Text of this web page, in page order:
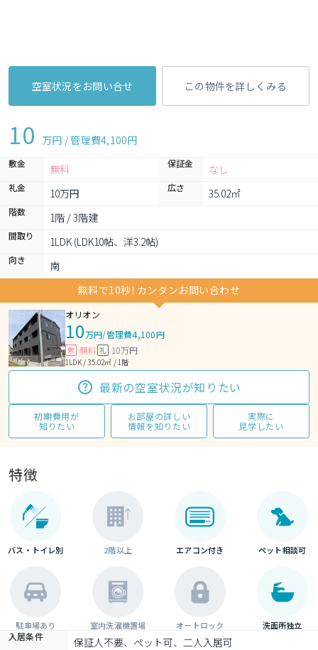
空室状況をお問い合せ この物件を詳しくみる
10 万円 / 管理費4,100円
敷金 無料 保証金 なし
礼金 10万円 広さ 35.02㎡
階数 1階 / 3階建
間取り 1LDK (LDK10帖、洋3.2帖)
向き
南
無料で10秒! カンタンお問い合わせ
オリオン
10万円/管理費4,100円
敷 無料 礼 10万円
1LDK / 35.02㎡ / 1階
最新の空室状況が知りたい
初期費用が
知りたい
お部屋の詳しい
情報を知りたい
実際に
見学したい
特徴
バス・トイレ別 2階以上 エアコン付き ペット相談可
駐車場あり 室内洗濯機置場 オートロック 洗面所独立
入居条件 保証人不要、ペット可、二人入居可